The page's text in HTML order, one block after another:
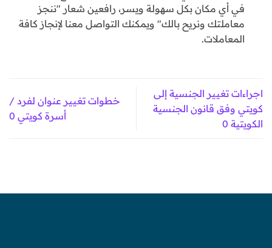
في أي مكان بكل سهولة ويسر، رافعين شعار "ننجز
معاملتك ونريح بالك" ويمكنك التواصل معنا لإنجاز كافة
المعاملات.
اجراءات تغيير الجنسية إلى
كويتي وفق قانون الجنسية
الكويتية 0
خطوات تغيير عنوان لفرد /
أسرة كويتي 0